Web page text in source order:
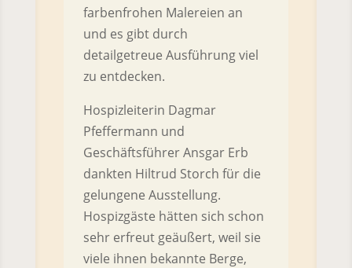
farbenfrohen Malereien an
und es gibt durch
detailgetreue Ausführung viel
zu entdecken.
Hospizleiterin Dagmar
Pfeffermann und
Geschäftsführer Ansgar Erb
dankten Hiltrud Storch für die
gelungene Ausstellung.
Hospizgäste hätten sich schon
sehr erfreut geäußert, weil sie
viele ihnen bekannte Berge,